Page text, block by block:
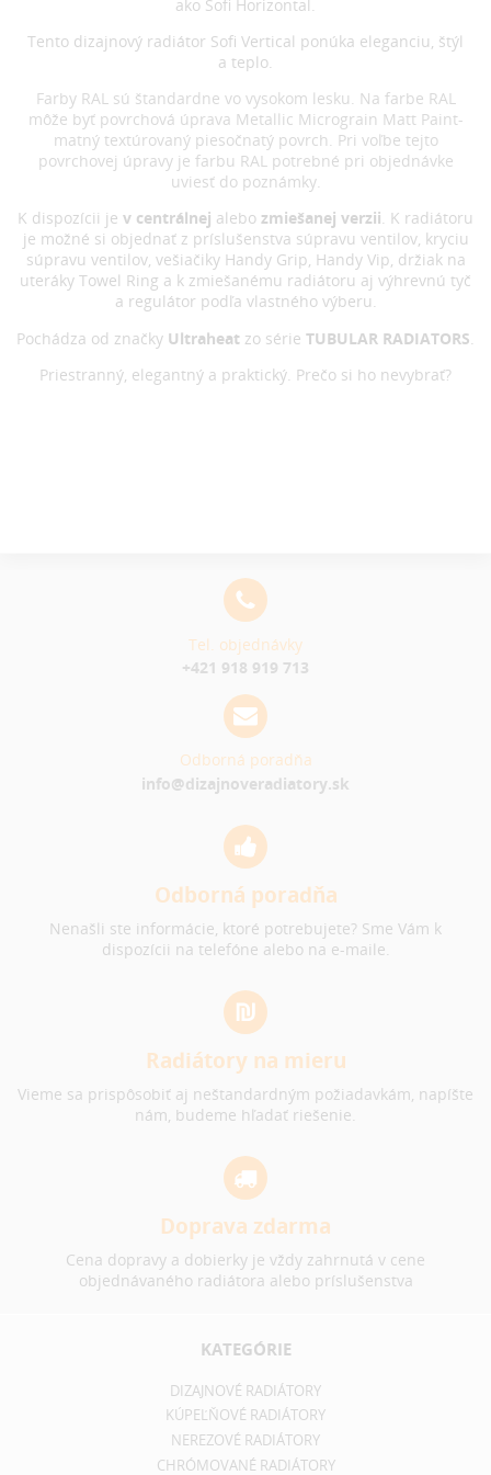
ako Sofi Horizontal.
Tento dizajnový radiátor Sofi Vertical ponúka eleganciu, štýl
a teplo.
Farby RAL sú štandardne vo vysokom lesku. Na farbe RAL
môže byť povrchová úprava Metallic Micrograin Matt Paint-
matný textúrovaný piesočnatý povrch. Pri voľbe tejto
povrchovej úpravy je farbu RAL potrebné pri objednávke
uviesť do poznámky.
K dispozícii je v centrálnej alebo zmiešanej verzii. K radiátoru
je možné si objednať z príslušenstva súpravu ventilov, kryciu
súpravu ventilov, vešiačiky Handy Grip, Handy Vip, držiak na
uteráky Towel Ring a k zmiešanému radiátoru aj výhrevnú tyč
a regulátor podľa vlastného výberu.
Pochádza od značky Ultraheat zo série TUBULAR RADIATORS
Priestranný, elegantný a praktický. Prečo si ho nevybrať?
Tel. objednávky
+421 918 919 713
Odborná poradňa
info@dizajnoveradiatory.sk
Odborná poradňa
Nenašli ste informácie, ktoré potrebujete? Sme Vám k
dispozícii na telefóne alebo na e-maile.
Radiátory na mieru
Vieme sa prispôsobiť aj neštandardným požiadavkám, napíšte
nám, budeme hľadať riešenie.
Doprava zdarma
Cena dopravy a dobierky je vždy zahrnutá v cene
objednávaného radiátora alebo príslušenstva
KATEGÓRIE
DIZAJNOVÉ RADIÁTORY
KÚPEĽŇOVÉ RADIÁTORY
NEREZOVÉ RADIÁTORY
CHRÓMOVANÉ RADIÁTORY